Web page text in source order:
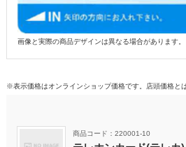
画像と実際の商品デザインは異なる場合があります。
※表示価格はオンラインショップ価格です。店頭価格と
商品コード：220001-10